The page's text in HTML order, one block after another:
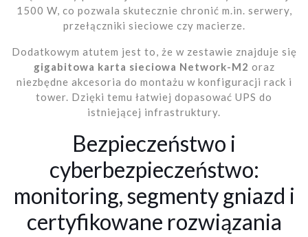
1500 W, co pozwala skutecznie chronić m.in. serwery,
przełączniki sieciowe czy macierze.
Dodatkowym atutem jest to, że w zestawie znajduje się
gigabitowa karta sieciowa Network-M2 oraz
niezbędne akcesoria do montażu w konfiguracji rack i
tower. Dzięki temu łatwiej dopasować UPS do
istniejącej infrastruktury.
Bezpieczeństwo i
cyberbezpieczeństwo:
monitoring, segmenty gniazd i
certyfikowane rozwiązania